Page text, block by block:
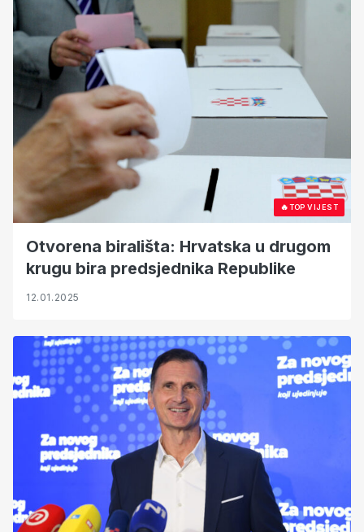
🔥TOP VIJEST
Otvorena birališta: Hrvatska u drugom
krugu bira predsjednika Republike
12.01.2025